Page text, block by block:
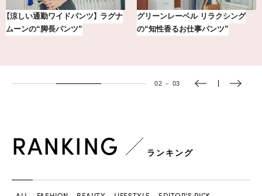
【銀座かねまつ】おしゃれ＆快適な
黒スニーカー4選
冷凍宅配食【nosh-ナッシュ】で叶
える、がんばる私の「がん…
03 － 03
RANKING ランキング